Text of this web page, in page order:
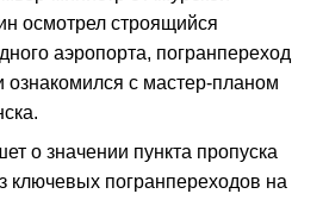
осмотрел строящийся
аэропорта, погранпереход
ознакомился с мастер-планом
о значении пункта пропуска
ключевых погранпереходов на